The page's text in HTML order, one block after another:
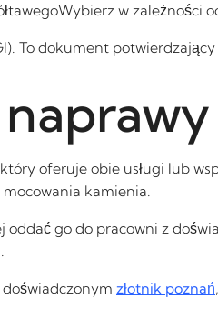
Wybierz w zależności
To dokument
oferuje obie usługi lub
mocowania kamienia.
go do pracowni z
złotnik poznań